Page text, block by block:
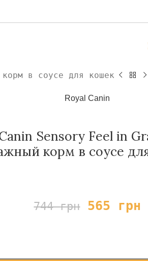
в соусе для кошек
Royal Canin
Sensory Feel in
корм в соусе
744грн 565 грн